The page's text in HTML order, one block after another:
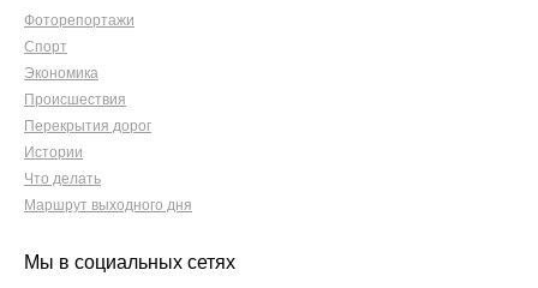
Фоторепортажи
Спорт
Экономика
Происшествия
Перекрытия дорог
Истории
Что делать
Маршрут выходного дня
Мы в социальных сетях